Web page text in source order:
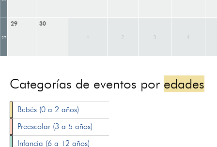
27
29 30
1 2 3 4
Categorías de eventos por edades
Bebés (0 a 2 años)
Preescolar (3 a 5 años)
Infancia (6 a 12 años)